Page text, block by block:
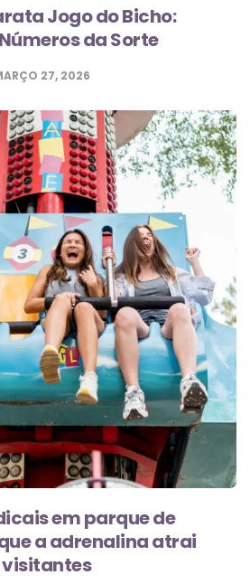
Jogo do Bicho:
da Sorte
27, 2026
em parque de
a adrenalina atrai